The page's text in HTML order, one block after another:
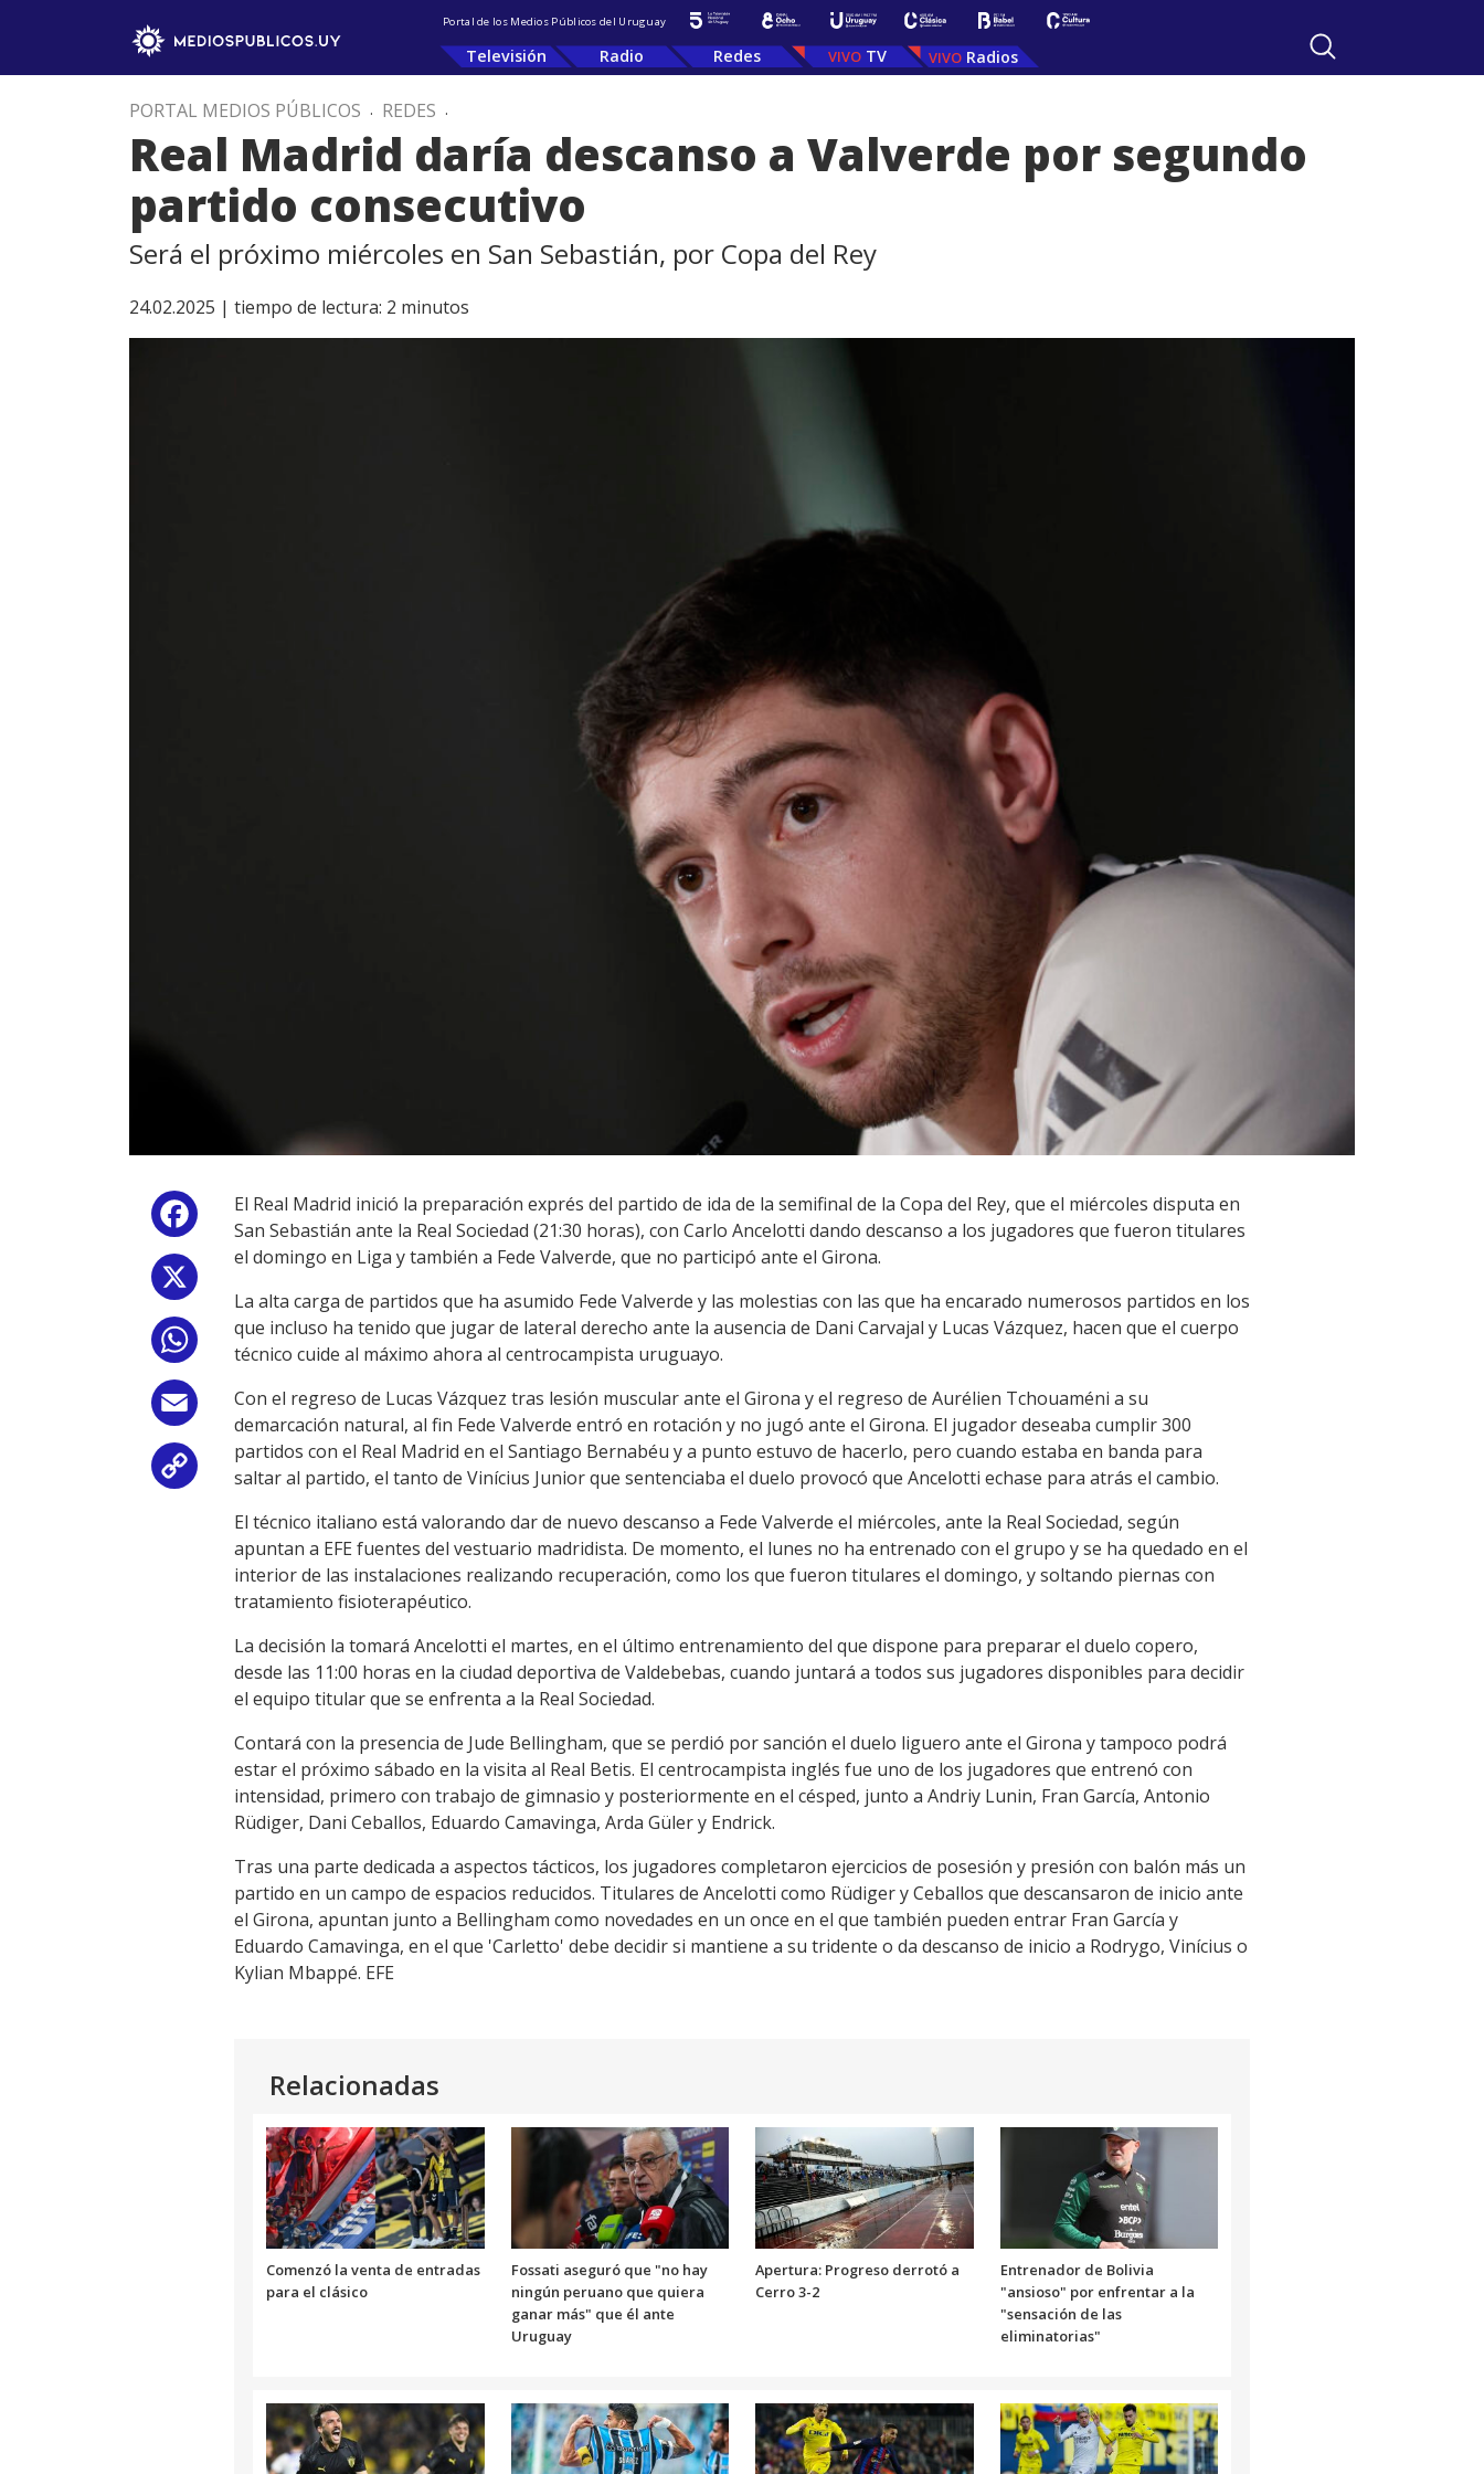
Portal de los Medios Públicos del Uruguay
Televisión Radio Redes TV Radios
PORTAL MEDIOS PÚBLICOS . REDES .
Real Madrid daría descanso a Valverde por segundo
partido consecutivo
Será el próximo miércoles en San Sebastián, por Copa del Rey
24.02.2025 | tiempo de lectura: 2 minutos
Facebook
WhatsApp
Email
Copy
Link
El Real Madrid inició la preparación exprés del partido de ida de la semifinal de la Copa del Rey, que el miércoles disputa en
San Sebastián ante la Real Sociedad (21:30 horas), con Carlo Ancelotti dando descanso a los jugadores que fueron titulares
el domingo en Liga y también a Fede Valverde, que no participó ante el Girona.
La alta carga de partidos que ha asumido Fede Valverde y las molestias con las que ha encarado numerosos partidos en los
que incluso ha tenido que jugar de lateral derecho ante la ausencia de Dani Carvajal y Lucas Vázquez, hacen que el cuerpo
técnico cuide al máximo ahora al centrocampista uruguayo.
Con el regreso de Lucas Vázquez tras lesión muscular ante el Girona y el regreso de Aurélien Tchouaméni a su
demarcación natural, al fin Fede Valverde entró en rotación y no jugó ante el Girona. El jugador deseaba cumplir 300
partidos con el Real Madrid en el Santiago Bernabéu y a punto estuvo de hacerlo, pero cuando estaba en banda para
saltar al partido, el tanto de Vinícius Junior que sentenciaba el duelo provocó que Ancelotti echase para atrás el cambio.
El técnico italiano está valorando dar de nuevo descanso a Fede Valverde el miércoles, ante la Real Sociedad, según
apuntan a EFE fuentes del vestuario madridista. De momento, el lunes no ha entrenado con el grupo y se ha quedado en el
interior de las instalaciones realizando recuperación, como los que fueron titulares el domingo, y soltando piernas con
tratamiento fisioterapéutico.
La decisión la tomará Ancelotti el martes, en el último entrenamiento del que dispone para preparar el duelo copero,
desde las 11:00 horas en la ciudad deportiva de Valdebebas, cuando juntará a todos sus jugadores disponibles para decidir
el equipo titular que se enfrenta a la Real Sociedad.
Contará con la presencia de Jude Bellingham, que se perdió por sanción el duelo liguero ante el Girona y tampoco podrá
estar el próximo sábado en la visita al Real Betis. El centrocampista inglés fue uno de los jugadores que entrenó con
intensidad, primero con trabajo de gimnasio y posteriormente en el césped, junto a Andriy Lunin, Fran García, Antonio
Rüdiger, Dani Ceballos, Eduardo Camavinga, Arda Güler y Endrick.
Tras una parte dedicada a aspectos tácticos, los jugadores completaron ejercicios de posesión y presión con balón más un
partido en un campo de espacios reducidos. Titulares de Ancelotti como Rüdiger y Ceballos que descansaron de inicio ante
el Girona, apuntan junto a Bellingham como novedades en un once en el que también pueden entrar Fran García y
Eduardo Camavinga, en el que 'Carletto' debe decidir si mantiene a su tridente o da descanso de inicio a Rodrygo, Vinícius o
Kylian Mbappé. EFE
Relacionadas
Comenzó la venta de entradas
para el clásico
Fossati aseguró que "no hay
ningún peruano que quiera
ganar más" que él ante
Uruguay
Apertura: Progreso derrotó a
Cerro 3-2
Entrenador de Bolivia
"ansioso" por enfrentar a la
"sensación de las
eliminatorias"